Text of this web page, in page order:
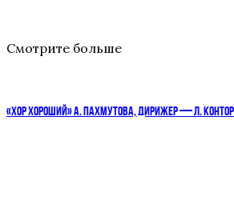
Смотрите больше
«ХОР ХОРОШИЙ» А. ПАХМУТОВА, ДИРИЖЕР — Л.